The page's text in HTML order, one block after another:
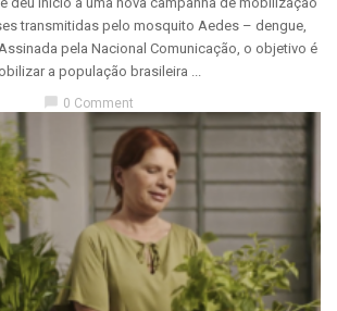
transmitidas pelo mosquito Aedes – dengue,
pela Nacional Comunicação, o objetivo é
a população brasileira ...
chat_bubble 0 Comment